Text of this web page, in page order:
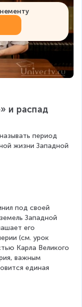
и распад
период
жизни Западной
под своей
Западной
его
(см. урок
Карла Великого
важным
единая